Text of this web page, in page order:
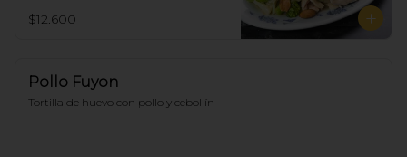
$12.600
Pollo Fuyon
Tortilla de huevo con pollo y cebollín